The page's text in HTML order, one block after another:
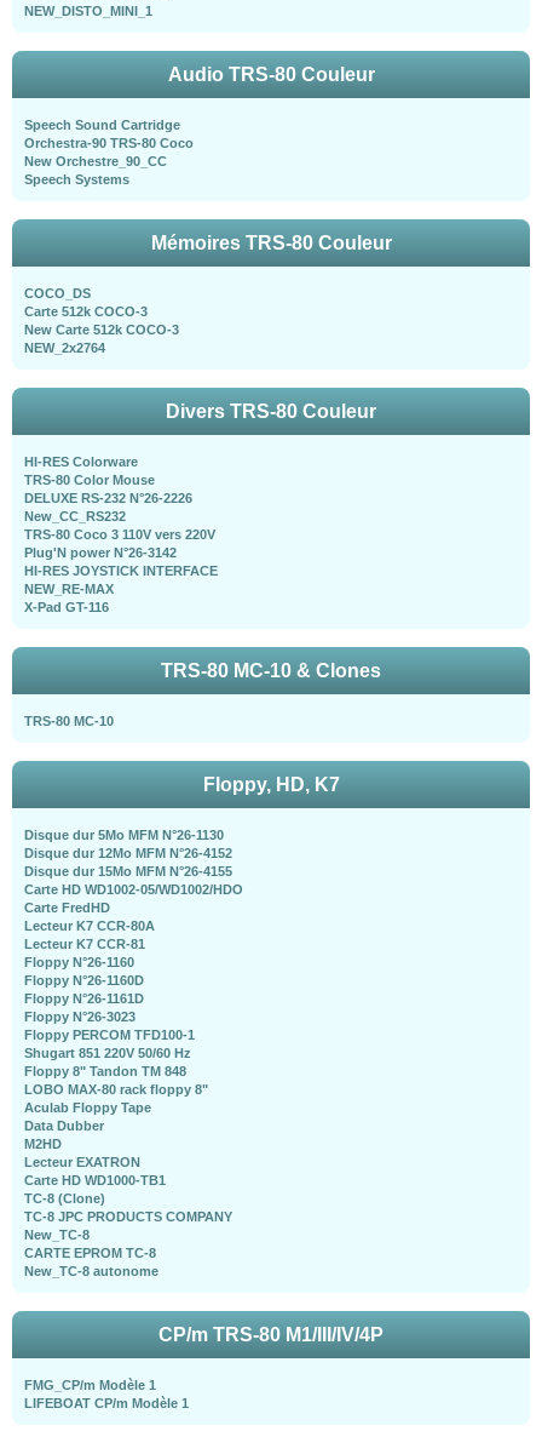
NEW_DISTO_MINI_1
Audio TRS-80 Couleur
Speech Sound Cartridge
Orchestra-90 TRS-80 Coco
New Orchestre_90_CC
Speech Systems
Mémoires TRS-80 Couleur
COCO_DS
Carte 512k COCO-3
New Carte 512k COCO-3
NEW_2x2764
Divers TRS-80 Couleur
HI-RES Colorware
TRS-80 Color Mouse
DELUXE RS-232 N°26-2226
New_CC_RS232
TRS-80 Coco 3 110V vers 220V
Plug'N power N°26-3142
HI-RES JOYSTICK INTERFACE
NEW_RE-MAX
X-Pad GT-116
TRS-80 MC-10 & Clones
TRS-80 MC-10
Floppy, HD, K7
Disque dur 5Mo MFM N°26-1130
Disque dur 12Mo MFM N°26-4152
Disque dur 15Mo MFM N°26-4155
Carte HD WD1002-05/WD1002/HDO
Carte FredHD
Lecteur K7 CCR-80A
Lecteur K7 CCR-81
Floppy N°26-1160
Floppy N°26-1160D
Floppy N°26-1161D
Floppy N°26-3023
Floppy PERCOM TFD100-1
Shugart 851 220V 50/60 Hz
Floppy 8" Tandon TM 848
LOBO MAX-80 rack floppy 8"
Aculab Floppy Tape
Data Dubber
M2HD
Lecteur EXATRON
Carte HD WD1000-TB1
TC-8 (Clone)
TC-8 JPC PRODUCTS COMPANY
New_TC-8
CARTE EPROM TC-8
New_TC-8 autonome
CP/m TRS-80 M1/III/IV/4P
FMG_CP/m Modèle 1
LIFEBOAT CP/m Modèle 1